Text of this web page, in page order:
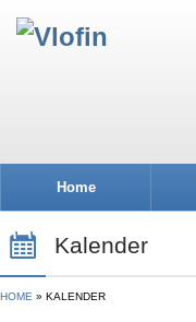
Home
Kalender
HOME KALENDER